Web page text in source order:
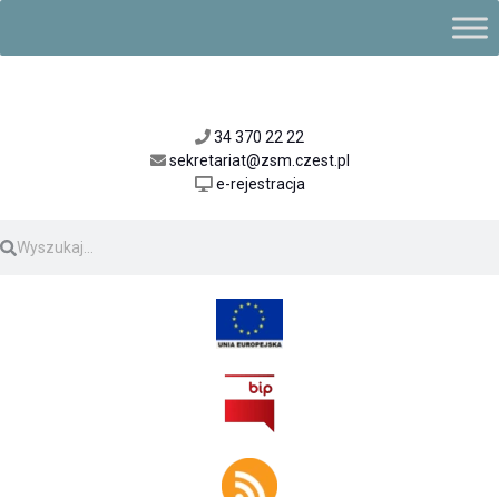
34 370 22 22
sekretariat@zsm.czest.pl
e-rejestracja